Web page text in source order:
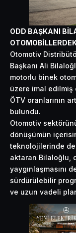
ODD BAŞKANI
Otomotiv
Başkanı Ali
motorlu binek
üzere imal edilmiş
ÖTV oranlarının
bulundu.
Otomotiv
dönüşümün
teknolojilerinde
aktaran Bilaloğlu,
yaygınlaşmasını
sürdürülebilir
ve uzun vadeli